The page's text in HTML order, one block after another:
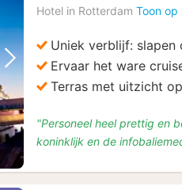
Volgende foto
Hotel in Rotterdam Toon op
Uniek verblijf: slapen
Ervaar het ware
Terras met uitzicht
"Personeel heel prettig en
koninklijk en de